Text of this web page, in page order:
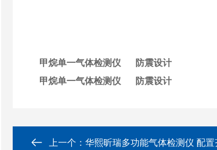
甲烷单一气体检测仪 防震设计
甲烷单一气体检测仪 防震设计
上一个：华熙昕瑞多功能气体检测仪 配置